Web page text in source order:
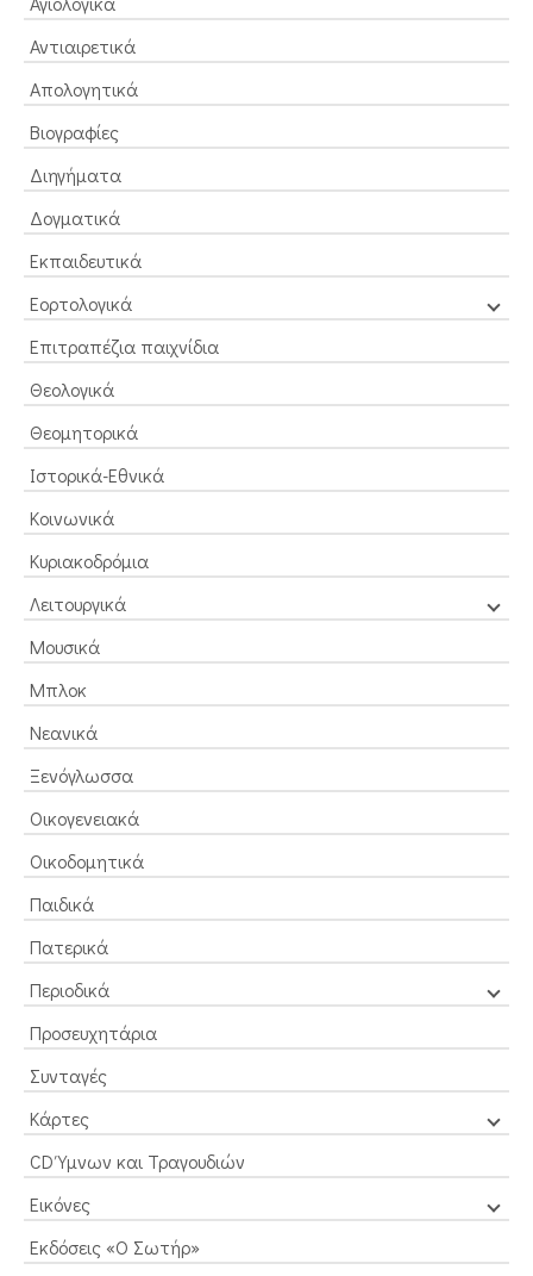
Αντιαιρετικά
Απολογητικά
Βιογραφίες
Διηγήματα
Δογματικά
Εκπαιδευτικά
Εορτολογικά
Επιτραπέζια παιχνίδια
Θεολογικά
Θεομητορικά
Ιστορικά-Εθνικά
Κοινωνικά
Κυριακοδρόμια
Λειτουργικά
Μουσικά
Μπλοκ
Νεανικά
Ξενόγλωσσα
Οικογενειακά
Οικοδομητικά
Παιδικά
Πατερικά
Περιοδικά
Προσευχητάρια
Συνταγές
Κάρτες
CD Ύμνων και Τραγουδιών
Εικόνες
Εκδόσεις «Ο Σωτήρ»